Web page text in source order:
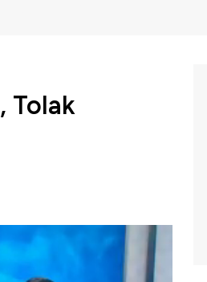
Tolak
mengatakan dirinya
atau ICC untuk surat